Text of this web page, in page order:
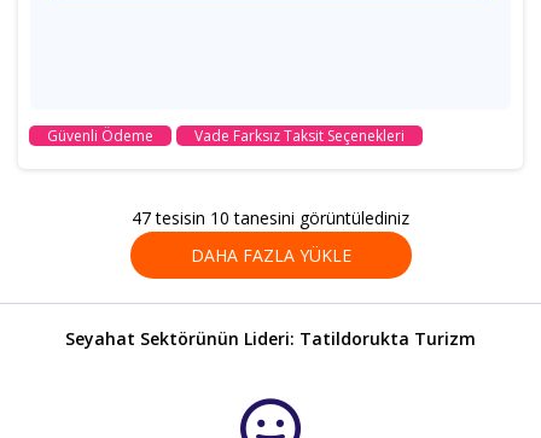
Güvenli Ödeme Vade Farksız Taksit Seçenekleri
47 tesisin 10 tanesini görüntülediniz
DAHA FAZLA YÜKLE
Seyahat Sektörünün Lideri: Tatildorukta Turizm